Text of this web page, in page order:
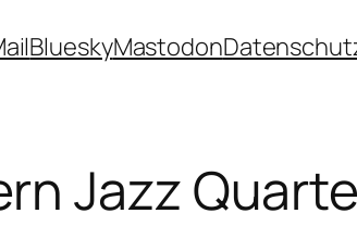
BlueskyMastodon
Jazz